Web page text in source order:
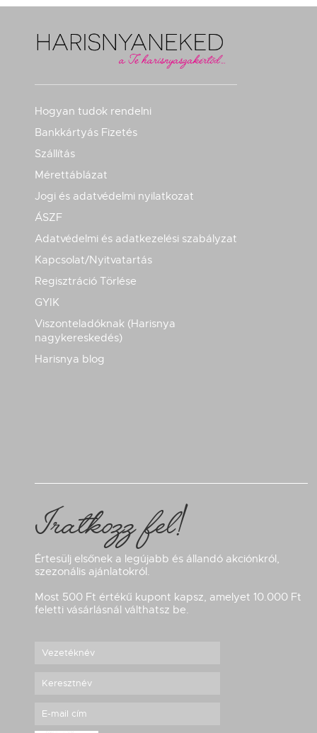
Hogyan tudok rendelni
Bankkártyás Fizetés
Szállítás
Mérettáblázat
Jogi és adatvédelmi nyilatkozat
ÁSZF
Adatvédelmi és adatkezelési szabályzat
Kapcsolat/Nyitvatartás
Regisztráció Törlése
GYIK
Viszonteladóknak (Harisnya
nagykereskedés)
Harisnya blog
Iratkozz fel!
Értesülj elsőnek a legújabb és állandó akciónkról,
szezonális ajánlatokról.
Most 500 Ft értékű kupont kapsz, amelyet 10.000 Ft
feletti vásárlásnál válthatsz be.